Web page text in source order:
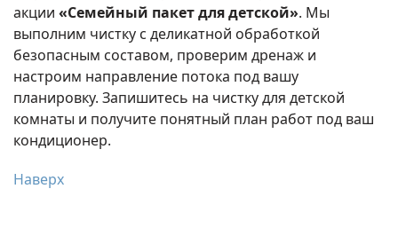
акции «Семейный пакет для детской». Мы
выполним чистку с деликатной обработкой
безопасным составом, проверим дренаж и
настроим направление потока под вашу
планировку. Запишитесь на чистку для детской
комнаты и получите понятный план работ под ваш
кондиционер.
Наверх